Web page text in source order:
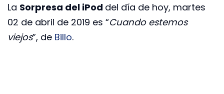
La Sorpresa del iPod del día de hoy, martes
02 de abril de 2019 es “Cuando estemos
viejos”, de Billo.